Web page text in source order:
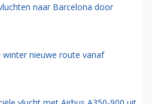
naar Barcelona door
nieuwe route vanaf